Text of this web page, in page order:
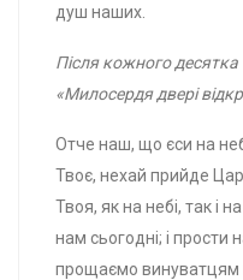
душ наших.
Після кожного
«Милосердя двері
Отче наш, що єси на
Твоє, нехай прийде
Твоя, як на небі, так і
нам сьогодні; і прости
прощаємо винуватцям